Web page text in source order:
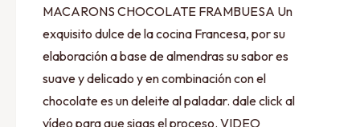
MACARONS CHOCOLATE FRAMBUESA Un
exquisito dulce de la cocina Francesa, por su
elaboración a base de almendras su sabor es
suave y delicado y en combinación con el
chocolate es un deleite al paladar. dale click al
vídeo para que sigas el proceso. VIDEO